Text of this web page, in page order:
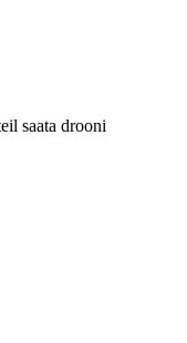
saata drooni